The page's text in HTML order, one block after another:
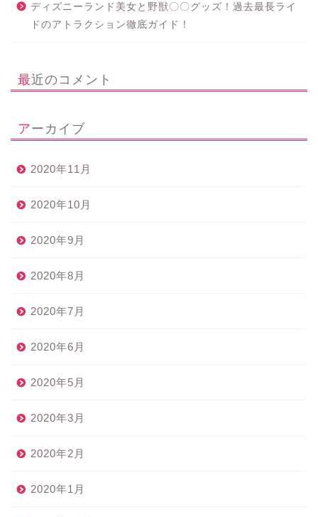
ディズニーランド美女と野獣〇〇グッズ！過去最長ライ
ドのアトラクション徹底ガイド！
最近のコメント
アーカイブ
2020年11月
2020年10月
2020年9月
2020年8月
2020年7月
2020年6月
2020年5月
2020年3月
2020年2月
2020年1月